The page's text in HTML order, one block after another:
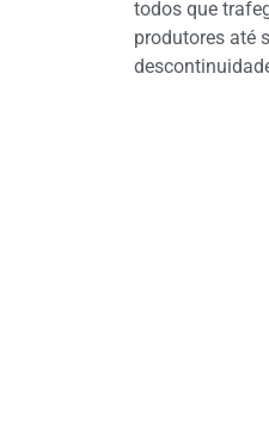
todos que
produtores até